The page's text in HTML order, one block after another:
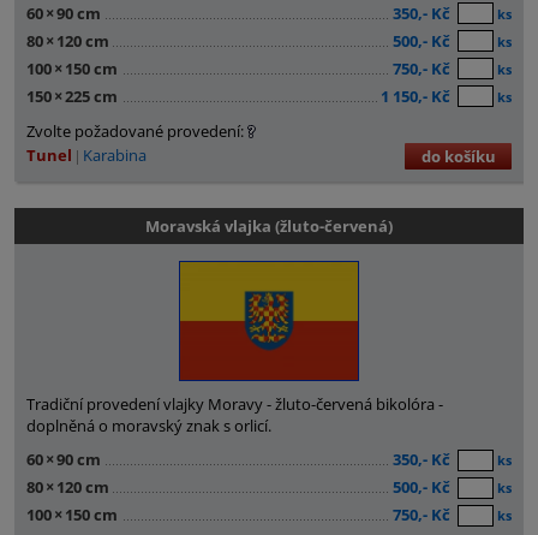
60×90 cm 350,- Kč ks
80× 120 cm 500,- Kč ks
100× 150 cm 750,- Kč ks
150×225 cm 1 150,- Kč ks
Zvolte požadované provedení:
Tunel
Karabina do košíku
Moravská vlajka (žluto-červená)
Tradiční provedení vlajky Moravy - žluto-červená bikolóra -
doplněná o moravský znak s orlicí.
60×90 cm 350,- Kč ks
80× 120 cm 500,- Kč ks
100× 150 cm 750,- Kč ks